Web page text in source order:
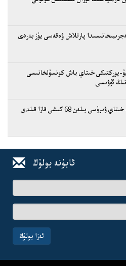
پارتلاش ۋەقەسى يۈز بەردى
يوركتىكى خىتاي باش كونسۇلخانىسى
ئۇۋىسى
ۋىرۇسى بىلەن 68 كىشى قازا قىلدى
ئابۇنە بولۇڭ
ئىسىم-
فامىلىڭىز
ئېلخەت
ئادرىسىڭىز
ئەزا بولۇڭ